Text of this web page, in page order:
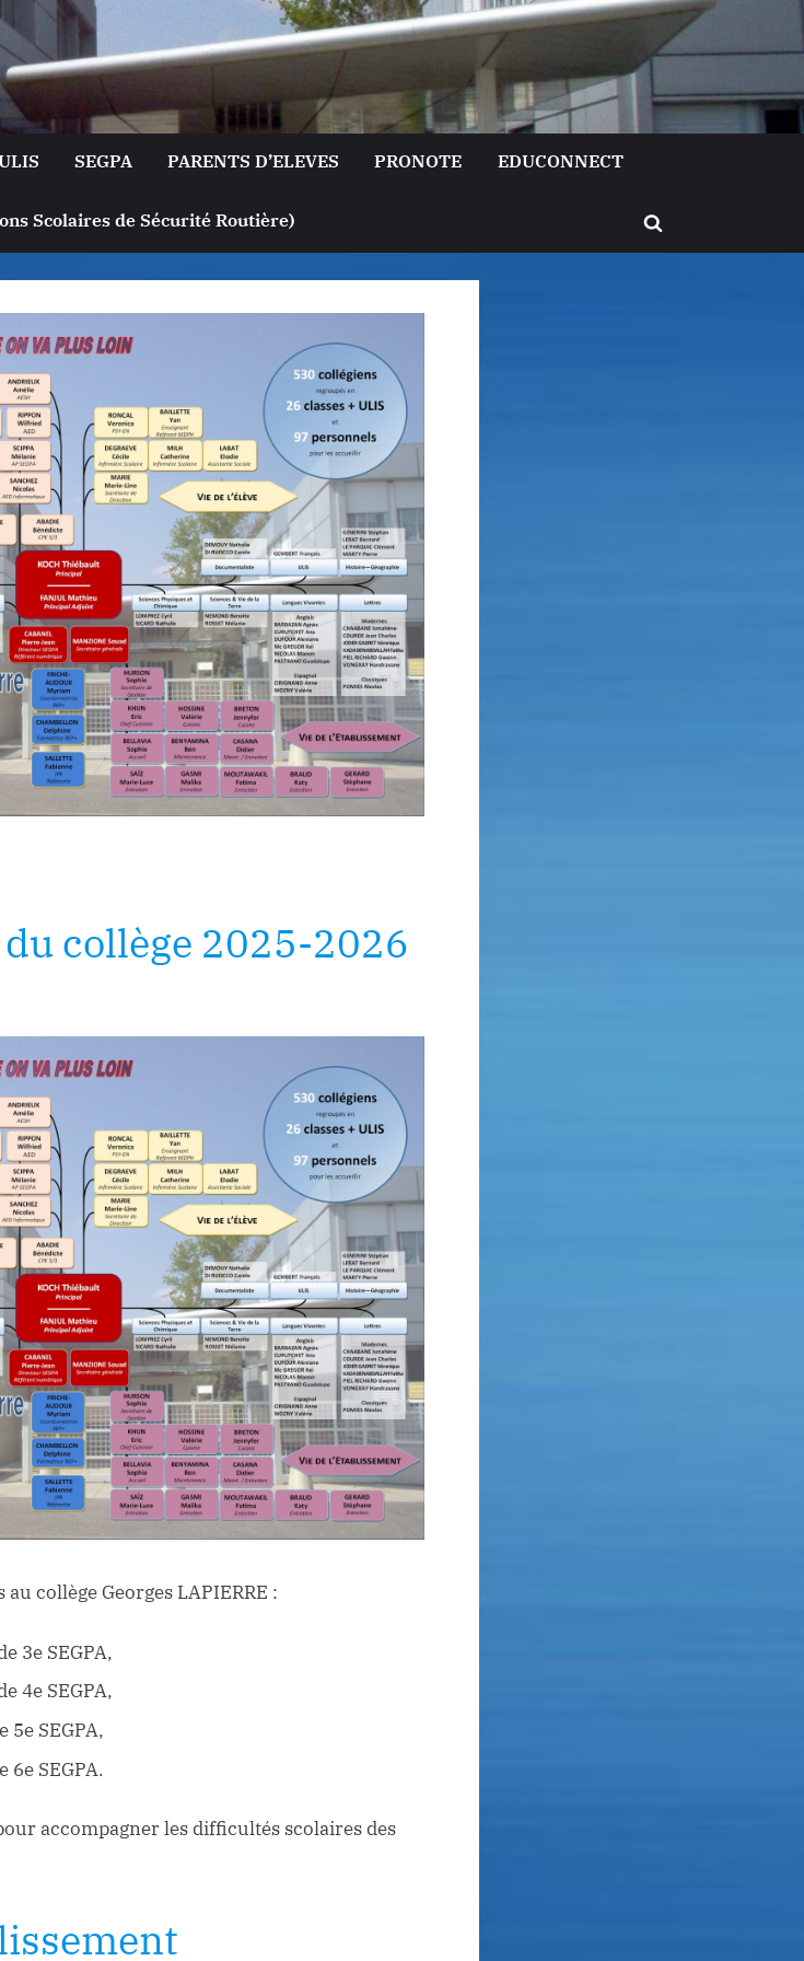
SEGPA PARENTS D’ELEVES PRONOTE EDUCONNECT
Scolaires de Sécurité Routière)
Toggle
collège 2025-2026
collège Georges LAPIERRE :
3e SEGPA,
4e SEGPA,
5e SEGPA,
6e SEGPA.
accompagner les difficultés scolaires des